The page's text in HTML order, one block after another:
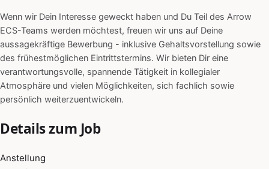
Wenn wir Dein Interesse geweckt haben und Du Teil des Arrow
ECS-Teams werden möchtest, freuen wir uns auf Deine
aussagekräftige Bewerbung - inklusive Gehaltsvorstellung sowie
des frühestmöglichen Eintrittstermins. Wir bieten Dir eine
verantwortungsvolle, spannende Tätigkeit in kollegialer
Atmosphäre und vielen Möglichkeiten, sich fachlich sowie
persönlich weiterzuentwickeln.
Details zum Job
Anstellung